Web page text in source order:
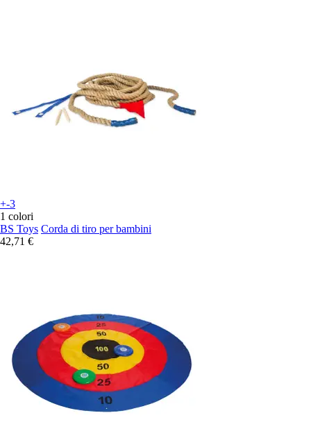
+-3
1 colori
BS Toys Corda di tiro per bambini
42,71 €